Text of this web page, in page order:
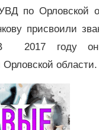
по Орловской
присвоили
2017 году он
Орловской области.